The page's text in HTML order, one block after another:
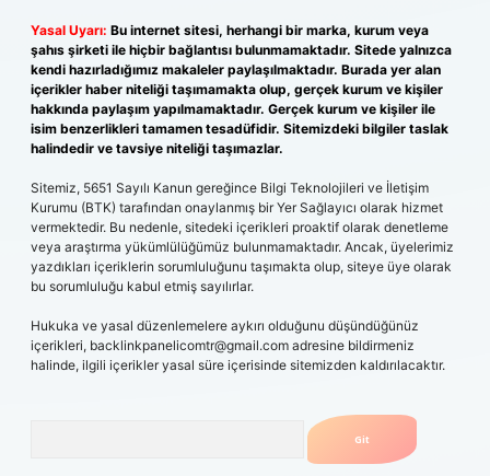
Yasal Uyarı: Bu internet sitesi, herhangi bir marka, kurum veya
şahıs şirketi ile hiçbir bağlantısı bulunmamaktadır. Sitede yalnızca
kendi hazırladığımız makaleler paylaşılmaktadır. Burada yer alan
içerikler haber niteliği taşımamakta olup, gerçek kurum ve kişiler
hakkında paylaşım yapılmamaktadır. Gerçek kurum ve kişiler ile
isim benzerlikleri tamamen tesadüfidir. Sitemizdeki bilgiler taslak
halindedir ve tavsiye niteliği taşımazlar.
Sitemiz, 5651 Sayılı Kanun gereğince Bilgi Teknolojileri ve İletişim
Kurumu (BTK) tarafından onaylanmış bir Yer Sağlayıcı olarak hizmet
vermektedir. Bu nedenle, sitedeki içerikleri proaktif olarak denetleme
veya araştırma yükümlülüğümüz bulunmamaktadır. Ancak, üyelerimiz
yazdıkları içeriklerin sorumluluğunu taşımakta olup, siteye üye olarak
bu sorumluluğu kabul etmiş sayılırlar.
Hukuka ve yasal düzenlemelere aykırı olduğunu düşündüğünüz
içerikleri, backlinkpanelicomtr@gmail.com adresine bildirmeniz
halinde, ilgili içerikler yasal süre içerisinde sitemizden kaldırılacaktır.